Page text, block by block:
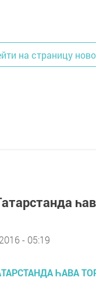
на страницу
- 05:19